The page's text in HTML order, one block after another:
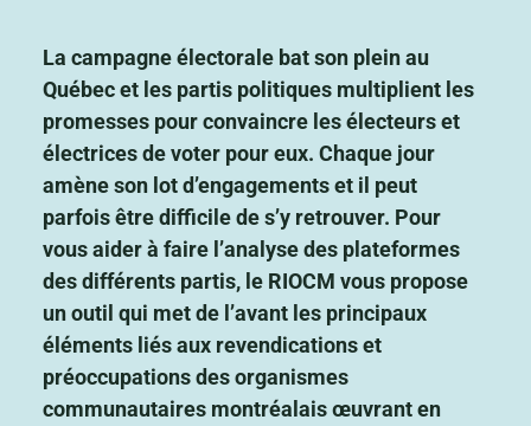
La campagne électorale bat son plein au
Québec et les partis politiques multiplient les
promesses pour convaincre les électeurs et
électrices de voter pour eux. Chaque jour
amène son lot d’engagements et il peut
parfois être difficile de s’y retrouver. Pour
vous aider à faire l’analyse des plateformes
des différents partis, le RIOCM vous propose
un outil qui met de l’avant les principaux
éléments liés aux revendications et
préoccupations des organismes
communautaires montréalais œuvrant en